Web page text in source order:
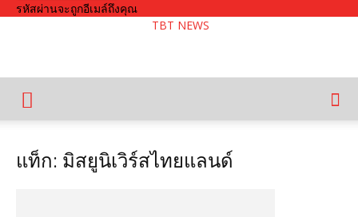
รหัสผ่านจะถูกอีเมล์ถึงคุณ
TBT NEWS
แท็ก: มิสยูนิเวิร์สไทยแลนด์